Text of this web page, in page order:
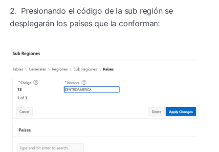
2. Presionando el código de la sub región se
desplegarán los países que la conforman: